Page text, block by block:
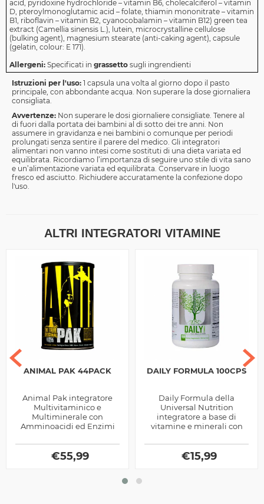
acid, pyridoxine hydrochloride – vitamin B6, cholecalciferol – vitamin
D, pteroylmonoglutamic acid – folate, thiamin mononitrate – vitamin
B1, riboflavin – vitamin B2, cyanocobalamin – vitamin B12) green tea
extract (Camellia sinensis L.), lutein, microcrystalline cellulose
(bulking agent), magnesium stearate (anti-caking agent), capsule
(gelatin, colour: E 171).
Allergeni: Specificati in grassetto sugli ingrendienti
Istruzioni per l'uso: 1 capsula una volta al giorno dopo il pasto
principale, con abbondante acqua. Non superare la dose giornaliera
consigliata.
Avvertenze: Non superare le dosi giornaliere consigliate. Tenere al
di fuori dalla portata dei bambini al di sotto dei tre anni. Non
assumere in gravidanza e nei bambini o comunque per periodi
prolungati senza sentire il parere del medico. Gli integratori
alimentari non vanno intesi come sostituti di una dieta variata ed
equilibrata. Ricordiamo l’importanza di seguire uno stile di vita sano
e un’alimentazione variata ed equilibrata. Conservare in luogo
fresco ed asciutto. Richiudere accuratamente la confezione dopo
l'uso.
ALTRI INTEGRATORI VITAMINE
ANIMAL PAK 44PACK
Animal Pak integratore
Multivitaminico e
Multiminerale con
Amminoacidi ed Enzimi
Universal Nutrition, ottimo
per chi pratica sport
€55,99
DAILY FORMULA 100CPS
Daily Formula della
Universal Nutrition
integratore a base di
vitamine e minerali con
vegetali, utile per favorire i
numerosi processi...
€15,99